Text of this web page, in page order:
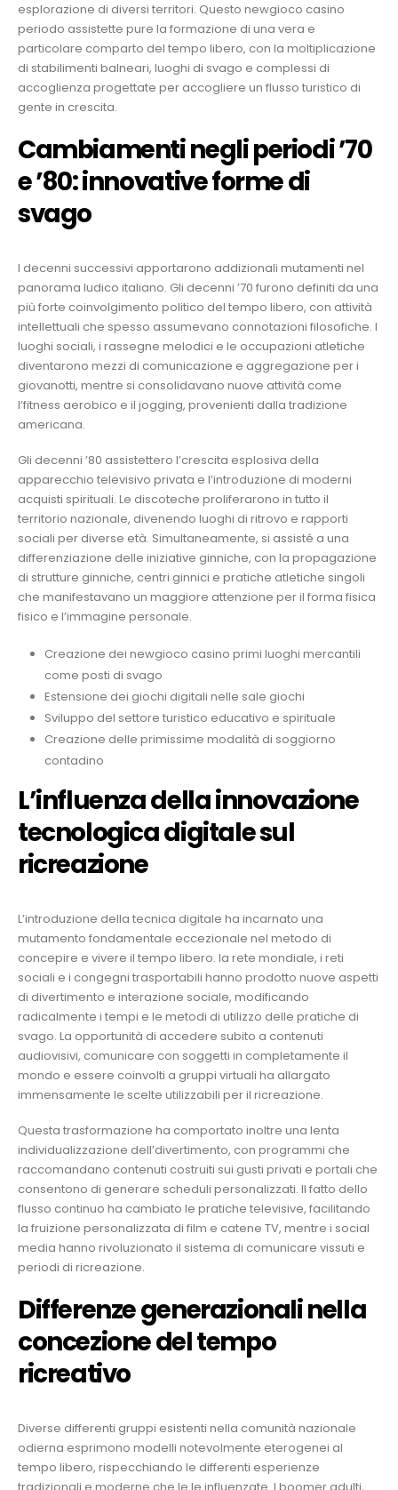
esplorazione di diversi territori. Questo newgioco casino
periodo assistette pure la formazione di una vera e
particolare comparto del tempo libero, con la moltiplicazione
di stabilimenti balneari, luoghi di svago e complessi di
accoglienza progettate per accogliere un flusso turistico di
gente in crescita.
Cambiamenti negli periodi ’70
e ’80: innovative forme di
svago
I decenni successivi apportarono addizionali mutamenti nel
panorama ludico italiano. Gli decenni ’70 furono definiti da una
più forte coinvolgimento politico del tempo libero, con attività
intellettuali che spesso assumevano connotazioni filosofiche. I
luoghi sociali, i rassegne melodici e le occupazioni atletiche
diventarono mezzi di comunicazione e aggregazione per i
giovanotti, mentre si consolidavano nuove attività come
l’fitness aerobico e il jogging, provenienti dalla tradizione
americana.
Gli decenni ’80 assistettero l’crescita esplosiva della
apparecchio televisivo privata e l’introduzione di moderni
acquisti spirituali. Le discoteche proliferarono in tutto il
territorio nazionale, divenendo luoghi di ritrovo e rapporti
sociali per diverse età. Simultaneamente, si assisté a una
differenziazione delle iniziative ginniche, con la propagazione
di strutture ginniche, centri ginnici e pratiche atletiche singoli
che manifestavano un maggiore attenzione per il forma fisica
fisico e l’immagine personale.
Creazione dei newgioco casino primi luoghi mercantili
come posti di svago
Estensione dei giochi digitali nelle sale giochi
Sviluppo del settore turistico educativo e spirituale
Creazione delle primissime modalità di soggiorno
contadino
L’influenza della innovazione
tecnologica digitale sul
ricreazione
L’introduzione della tecnica digitale ha incarnato una
mutamento fondamentale eccezionale nel metodo di
concepire e vivere il tempo libero. la rete mondiale, i reti
sociali e i congegni trasportabili hanno prodotto nuove aspetti
di divertimento e interazione sociale, modificando
radicalmente i tempi e le metodi di utilizzo delle pratiche di
svago. La opportunità di accedere subito a contenuti
audiovisivi, comunicare con soggetti in completamente il
mondo e essere coinvolti a gruppi virtuali ha allargato
immensamente le scelte utilizzabili per il ricreazione.
Questa trasformazione ha comportato inoltre una lenta
individualizzazione dell’divertimento, con programmi che
raccomandano contenuti costruiti sui gusti privati e portali che
consentono di generare scheduli personalizzati. Il fatto dello
flusso continuo ha cambiato le pratiche televisive, facilitando
la fruizione personalizzata di film e catene TV, mentre i social
media hanno rivoluzionato il sistema di comunicare vissuti e
periodi di ricreazione.
Differenze generazionali nella
concezione del tempo
ricreativo
Diverse differenti gruppi esistenti nella comunità nazionale
odierna esprimono modelli notevolmente eterogenei al
tempo libero, rispecchiando le differenti esperienze